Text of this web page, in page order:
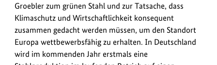
Groebler,
dem
CEO
der
Salzgitter
Groebler zum grünen Stahl und zur Tatsache, dass
Klimaschutz und Wirtschaftlichkeit konsequent
zusammen gedacht werden müssen, um den Standort
Europa wettbewerbsfähig zu erhalten. In Deutschland
wird im kommenden Jahr erstmals eine